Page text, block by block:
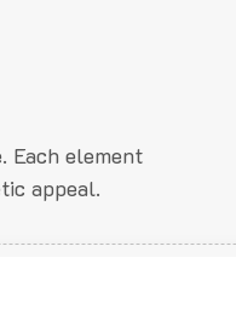
Each element
appeal.